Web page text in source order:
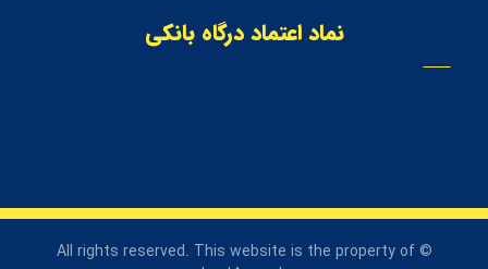
نماد اعتماد درگاه بانکی
© All rights reserved. This website is the property of